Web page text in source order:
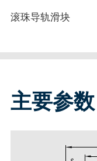
滚珠导轨滑块
主要参数